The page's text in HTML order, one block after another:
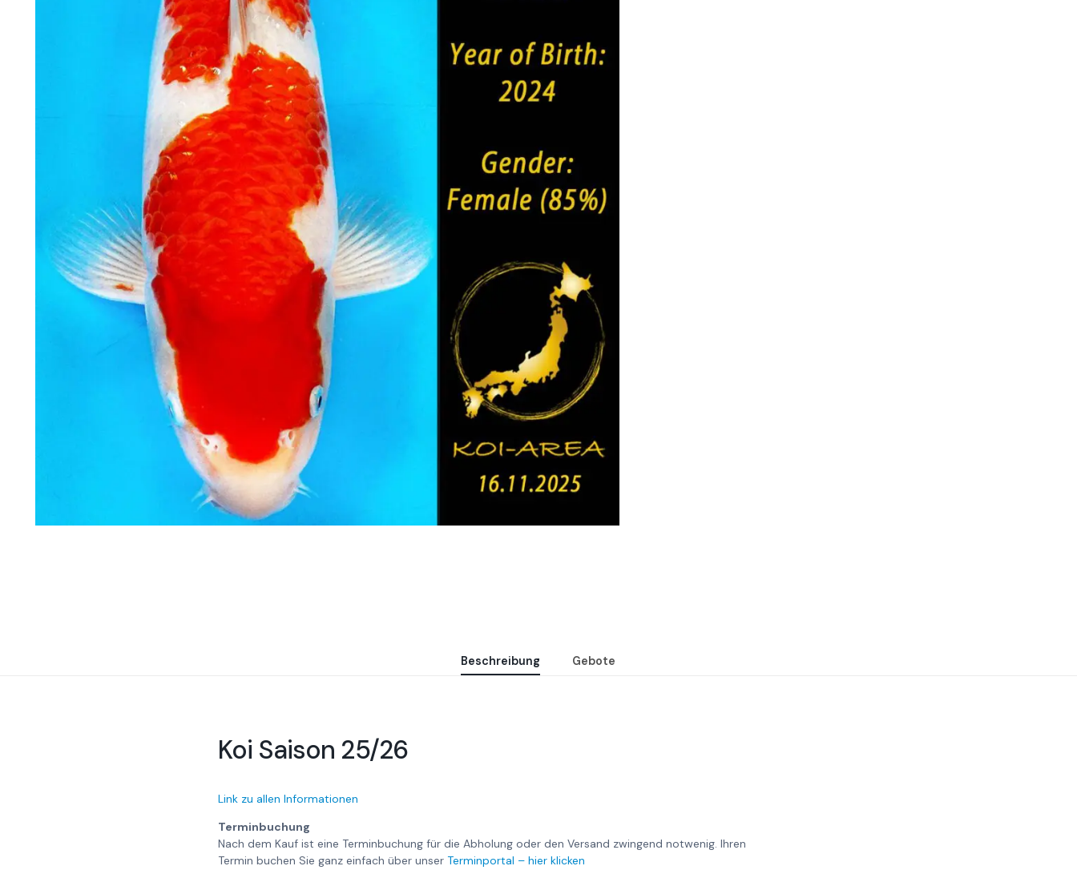
Beschreibung Gebote
Koi Saison 25/26
Link zu allen Informationen
Terminbuchung
Nach dem Kauf ist eine Terminbuchung für die Abholung oder den Versand zwingend notwenig. Ihren
Termin buchen Sie ganz einfach über unser Terminportal – hier klicken